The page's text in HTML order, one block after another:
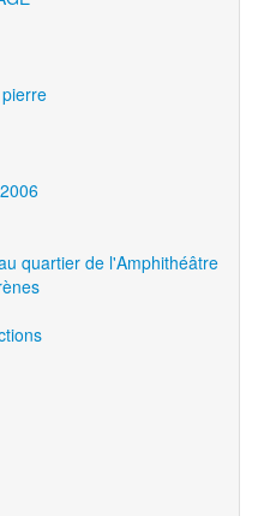
quartier de l'Amphithéâtre